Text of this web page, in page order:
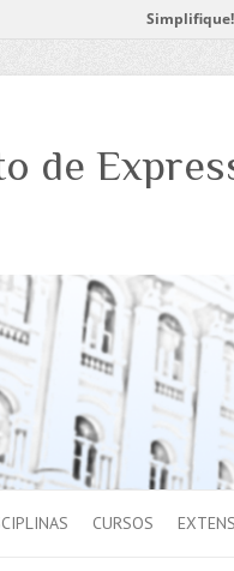
Simplifique!
de
CURSOS